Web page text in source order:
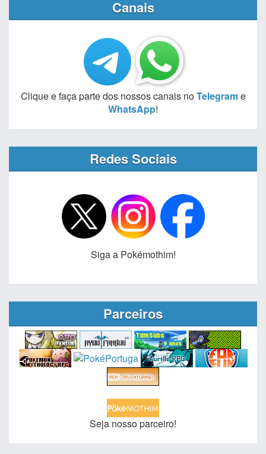
Canais
Clique e faça parte dos nossos canais noTelegrame
WhatsApp!
Redes Sociais
Siga a Pokémothim!
Parceiros
Seja nosso parceiro!